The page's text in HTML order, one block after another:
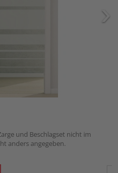
und Beschlagset nicht im
anders angegeben.